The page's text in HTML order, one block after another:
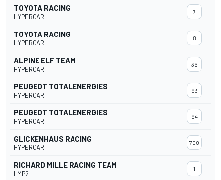
TOYOTA RACING
HYPERCAR
7
TOYOTA RACING
HYPERCAR
8
ALPINE ELF TEAM
HYPERCAR
36
PEUGEOT TOTALENERGIES
HYPERCAR
93
PEUGEOT TOTALENERGIES
HYPERCAR
94
GLICKENHAUS RACING
HYPERCAR
708
RICHARD MILLE RACING TEAM
LMP2
1